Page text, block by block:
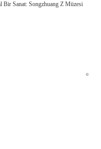
Bir Sanat: Songzhuang Z Müzesi
©